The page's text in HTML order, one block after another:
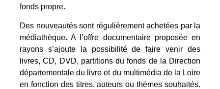
fonds propre.
Des nouveautés sont régulièrement achetées par la
médiathèque. A l’offre documentaire proposée en
rayons s’ajoute la possibilité de faire venir des
livres, CD, DVD, partitions du fonds de la Direction
départementale du livre et du multimédia de la Loire
en fonction des titres, auteurs ou thèmes souhaités.